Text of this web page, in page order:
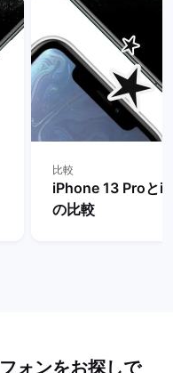
比較
iPhone 13 Proと
の比較
ォンをお探しで